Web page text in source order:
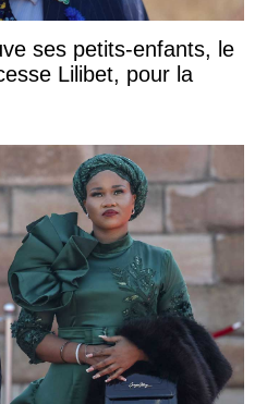
ses petits-enfants, le
Lilibet, pour la